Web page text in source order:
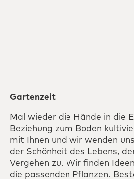
Gartenzeit
Mal wieder die Hände in die
Beziehung zum Boden
mit Ihnen und wir wenden
der Schönheit des Lebens,
Vergehen zu. Wir finden
die passenden Pflanzen.